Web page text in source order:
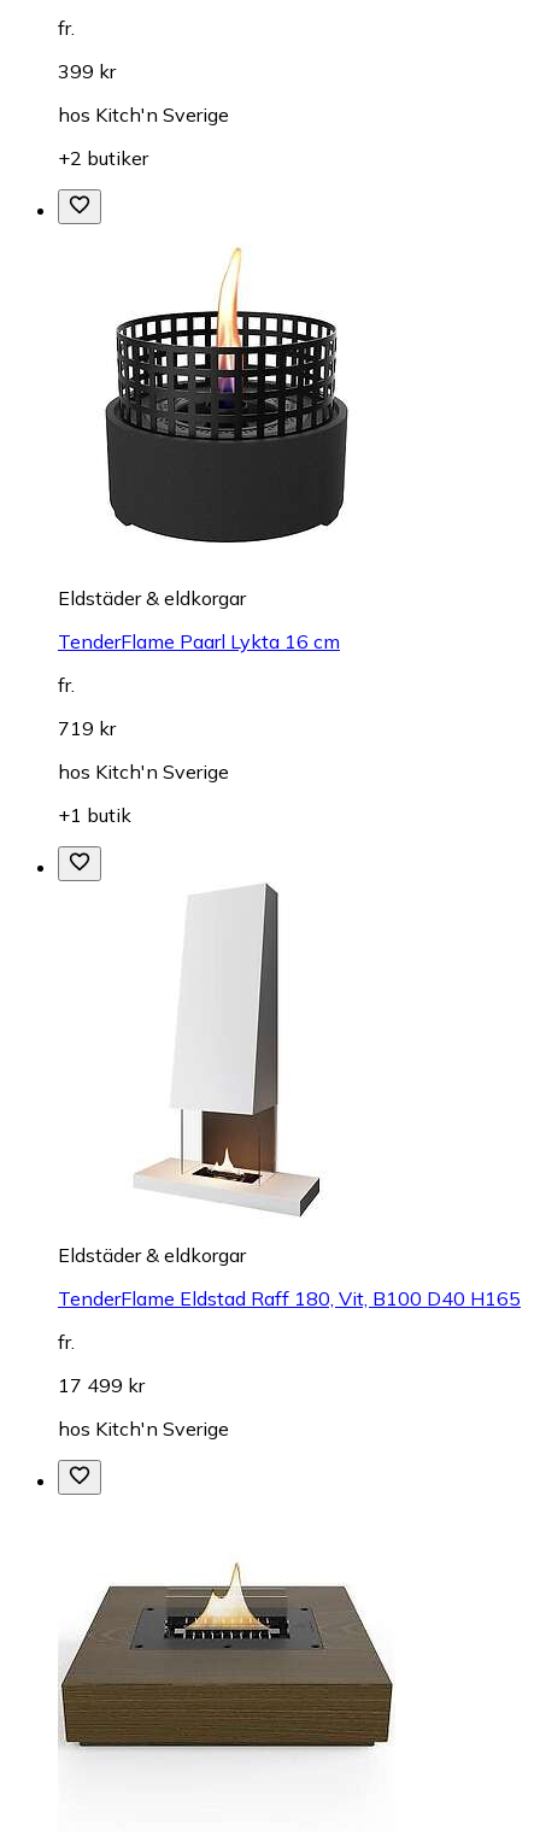
fr.
399 kr
hos Kitch'n Sverige
+2 butiker
Eldstäder & eldkorgar
TenderFlame Paarl Lykta 16 cm
fr.
719 kr
hos Kitch'n Sverige
+1 butik
Eldstäder & eldkorgar
TenderFlame Eldstad Raff 180, Vit, B100 D40 H165
fr.
17 499 kr
hos Kitch'n Sverige